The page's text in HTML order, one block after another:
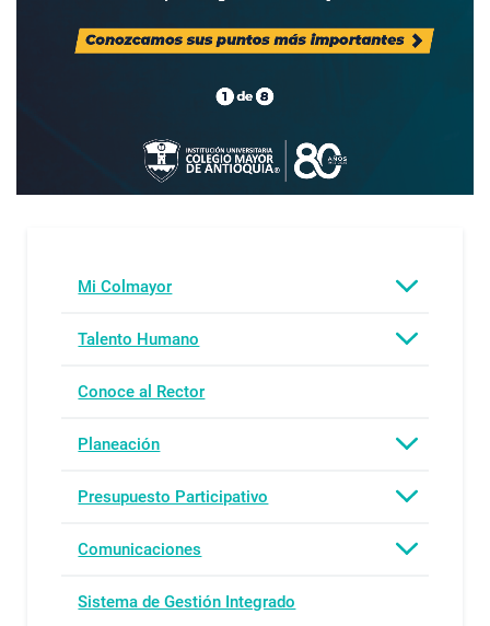
Mi Colmayor
Talento Humano
Conoce al Rector
Planeación
Presupuesto Participativo
Comunicaciones
Sistema de Gestión Integrado